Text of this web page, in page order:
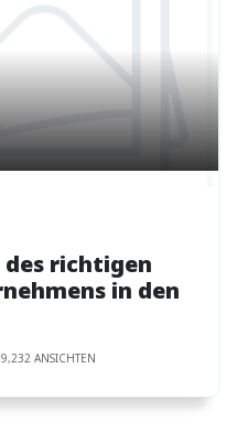
richtigen
in den
9,232 ANSICHTEN